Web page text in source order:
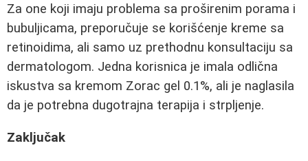
Za one koji imaju problema sa proširenim porama i
bubuljicama, preporučuje se korišćenje kreme sa
retinoidima, ali samo uz prethodnu konsultaciju sa
dermatologom. Jedna korisnica je imala odlična
iskustva sa kremom Zorac gel 0.1%, ali je naglasila
da je potrebna dugotrajna terapija i strpljenje.
Zaključak